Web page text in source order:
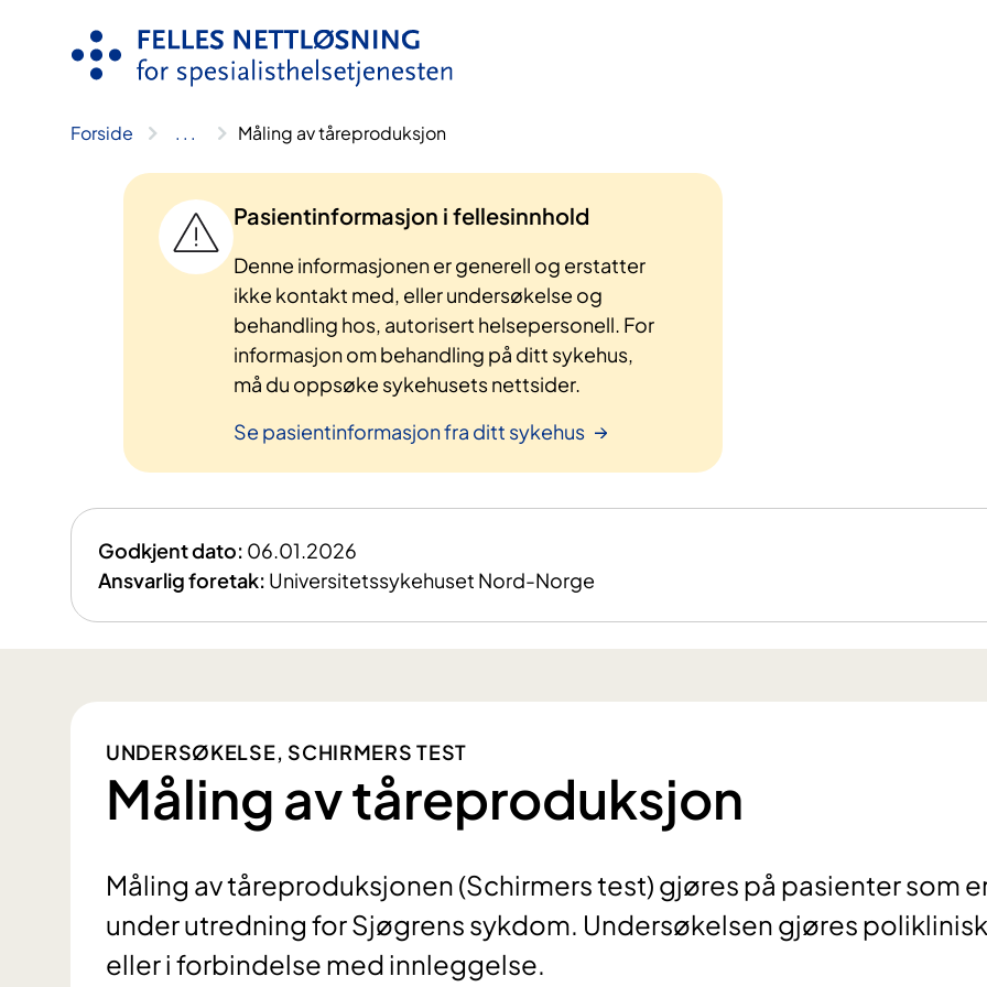
Forside .. . Måling av tåreproduksjon
Pasientinformasjon i fellesinnhold
Denne informasjonen er generell og erstatter
ikke kontakt med, eller undersøkelse og
behandling hos, autorisert helsepersonell. For
informasjon om behandling på ditt sykehus,
må du oppsøke sykehusets nettsider.
Se pasientinformasjon fra ditt sykehus
Godkjent dato: 06.01.2026
Ansvarlig foretak: Universitetssykehuset Nord-Norge
UNDERSØKELSE, SCHIRMERS TEST
Måling av tåreproduksjon
Måling av tåreproduksjonen (Schirmers test) gjøres på pasienter som
under utredning for Sjøgrens sykdom. Undersøkelsen gjøres poliklinisk
eller i forbindelse med innleggelse.